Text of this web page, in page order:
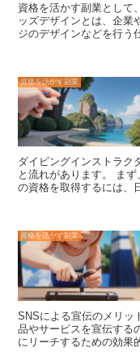
資格を活かす副業として
ッズデザインとは、企業
ジのデザインなどを行う
デザインの専門学
を受講したり、独学でデ
方法があります。
また
ンとデザインソフトが必要になります。
めるには、クラウドソー
登録して、仕事を探しま
較的簡単に仕事を見つけ
接営業をして、グッズデ
グッズデザインの副業は
ので、デザインが好きな
てみてはいかがでしょう
資格を活かす副業
ダイビングインストラク
と流れがあります。
まず
の資格を取得するには、
ーバダイビングスクール
要があります。 インスト
リキュラムで構成されて
ついて講義や実習が行わ
するインストラクター試
者」のライセンスが取得
ダイビングスクールのイ
イビングの指導を行うこ
ダイビングインストラク
グ組織であるPADIや
資格を活かす副業
SNSによる宣伝のメリッ
品やサービスを宣伝する
にリーチするための効果